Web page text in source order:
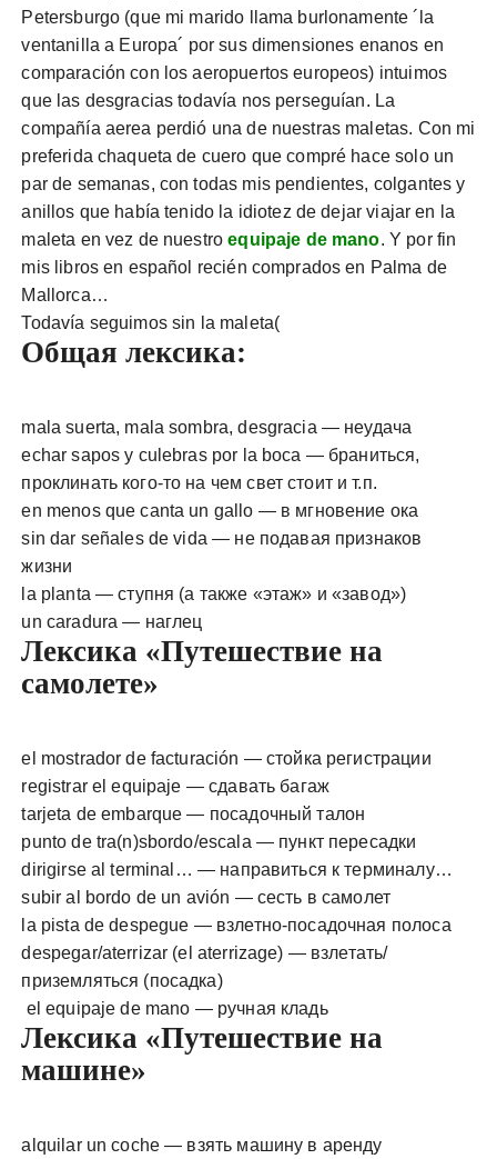
Petersburgo (que mi marido llama burlonamente ´la
ventanilla a Europa´ por sus dimensiones enanos en
comparación con los aeropuertos europeos) intuimos
que las desgracias todavía nos perseguían. La
compañía aerea perdió una de nuestras maletas. Con mi
preferida chaqueta de cuero que compré hace solo un
par de semanas, con todas mis pendientes, colgantes y
anillos que había tenido la idiotez de dejar viajar en la
maleta en vez de nuestroequipaje de mano. Y por fin
mis libros en español recién comprados en Palma de
Mallorca…
Todavía seguimos sin la maleta(
Общая лексика:
mala suerta, mala sombra, desgracia — неудача
echar sapos y culebras por la boca — браниться,
проклинать кого-то на чем свет стоит и т.п.
en menos que canta un gallo — в мгновение ока
sin dar señales de vida — не подавая признаков
жизни
la planta — ступня (а также «этаж» и «завод»)
un caradura — наглец
Лексика «Путешествие на
самолете»
el mostrador de facturación — стойка регистрации
registrar el equipaje — сдавать багаж
tarjeta de embarque — посадочный талон
punto de tra(n)sbordo/escala — пункт пересадки
dirigirse al terminal… — направиться к терминалу…
subir al bordo de un avión — сесть в самолет
la pista de despegue — взлетно-посадочная полоса
despegar/aterrizar (el aterrizage) — взлетать/
приземляться (посадка)
el equipaje de mano — ручная кладь
Лексика «Путешествие на
машине»
alquilar un coche — взять машину в аренду